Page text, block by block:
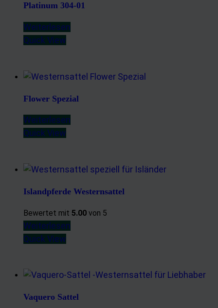
Platinum 304-01
Weiterlesen
Quick View
Flower Spezial
Weiterlesen
Quick View
Islandpferde Westernsattel
Bewertet mit 5.00 von 5
Weiterlesen
Quick View
Vaquero Sattel